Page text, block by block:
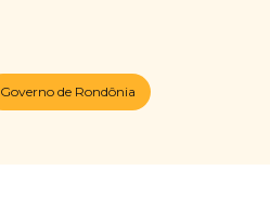
Governo de Rondônia